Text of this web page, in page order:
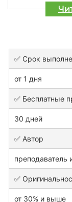
✅ Срок
от 1 дня
✅ Бесплатные
30 дней
✅ Автор
преподаватель
✅
от 30% и выше